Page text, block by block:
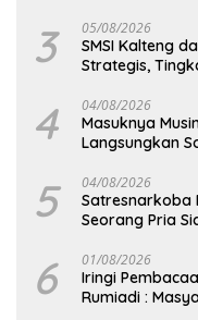
3 05/08/2026
SMSI Kalteng
Strategis,
4 04/08/2026
Masuknya
Langsungkan
5 04/08/2026
Satresnarkoba
Seorang Pria
6 01/08/2026
Iringi
Rumiadi :